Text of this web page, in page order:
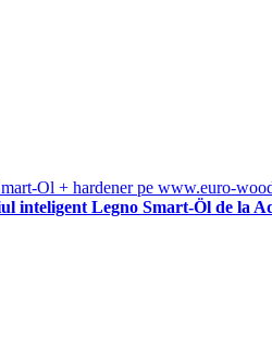
inteligent Legno Smart-Öl de la